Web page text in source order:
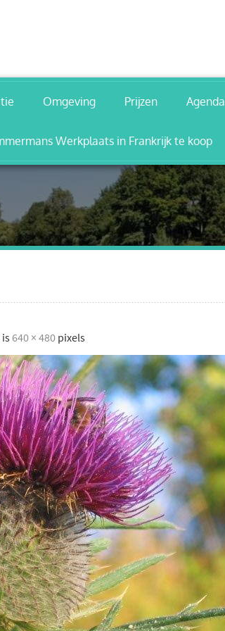
Omgeving Prijzen Agenda
Werkplaats in Frankrijk te koop
is640 × 480 pixels